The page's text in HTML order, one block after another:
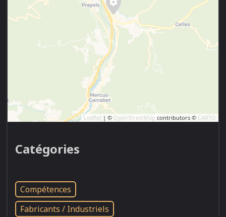
Leaflet | © OpenStreetMap contributors © CARTO
Catégories
Compétences
Fabricants / Industriels